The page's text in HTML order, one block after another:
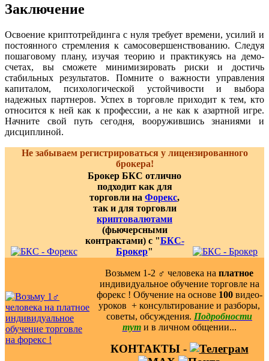
Заключение
Освоение криптотрейдинга с нуля требует времени, усилий и
постоянного стремления к самосовершенствованию. Следуя
пошаговому плану, изучая теорию и практикуясь на демо-
счетах, вы сможете минимизировать риски и достичь
стабильных результатов. Помните о важности управления
капиталом, психологической устойчивости и выбора
надежных партнеров. Успех в торговле приходит к тем, кто
относится к ней как к профессии, а не как к азартной игре.
Начните свой путь сегодня, вооружившись знаниями и
дисциплиной.
Не забываем регистрироваться у лицензированного
брокера!
Брокер БКС отлично
подходит как для
торговли на Форекс,
так и для торговли
криптовалютами
(фьючерсными
контрактами) с "БКС-
Брокер"
Возьмем 1-2 ‍♂️ человека на платное
индивидуальное обучение торговле на
форекс ! Обучение на основе 100видео-
уроков ️ + консультирование и разборы,
советы, обсуждения. Подробности
тут и в личном общении...
КОНТАКТЫ -